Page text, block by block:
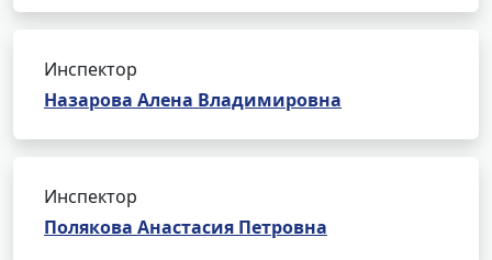
Инспектор
Назарова Алена Владимировна
Инспектор
Полякова Анастасия Петровна